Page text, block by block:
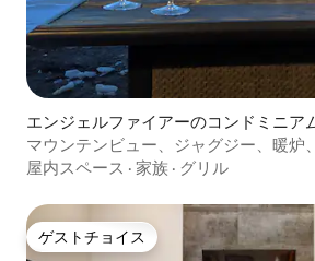
エンジェルファイアーのコンドミニア
マウンテンビュー、ジャグジー、暖炉
屋内スペース · 家族 · グリル
ゲストチョイス
ゲストチョイス